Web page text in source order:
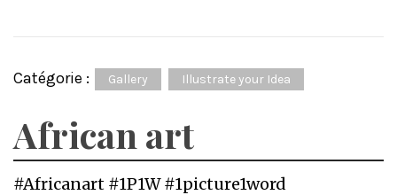
Catégorie : Gallery Illustrate your Idea
African art
#Africanart #1P1W #1picture1word